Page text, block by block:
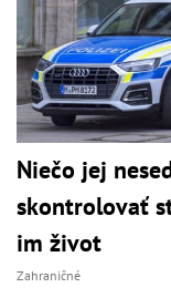
Niečo jej
skontrolovať
im život
Zahraničné